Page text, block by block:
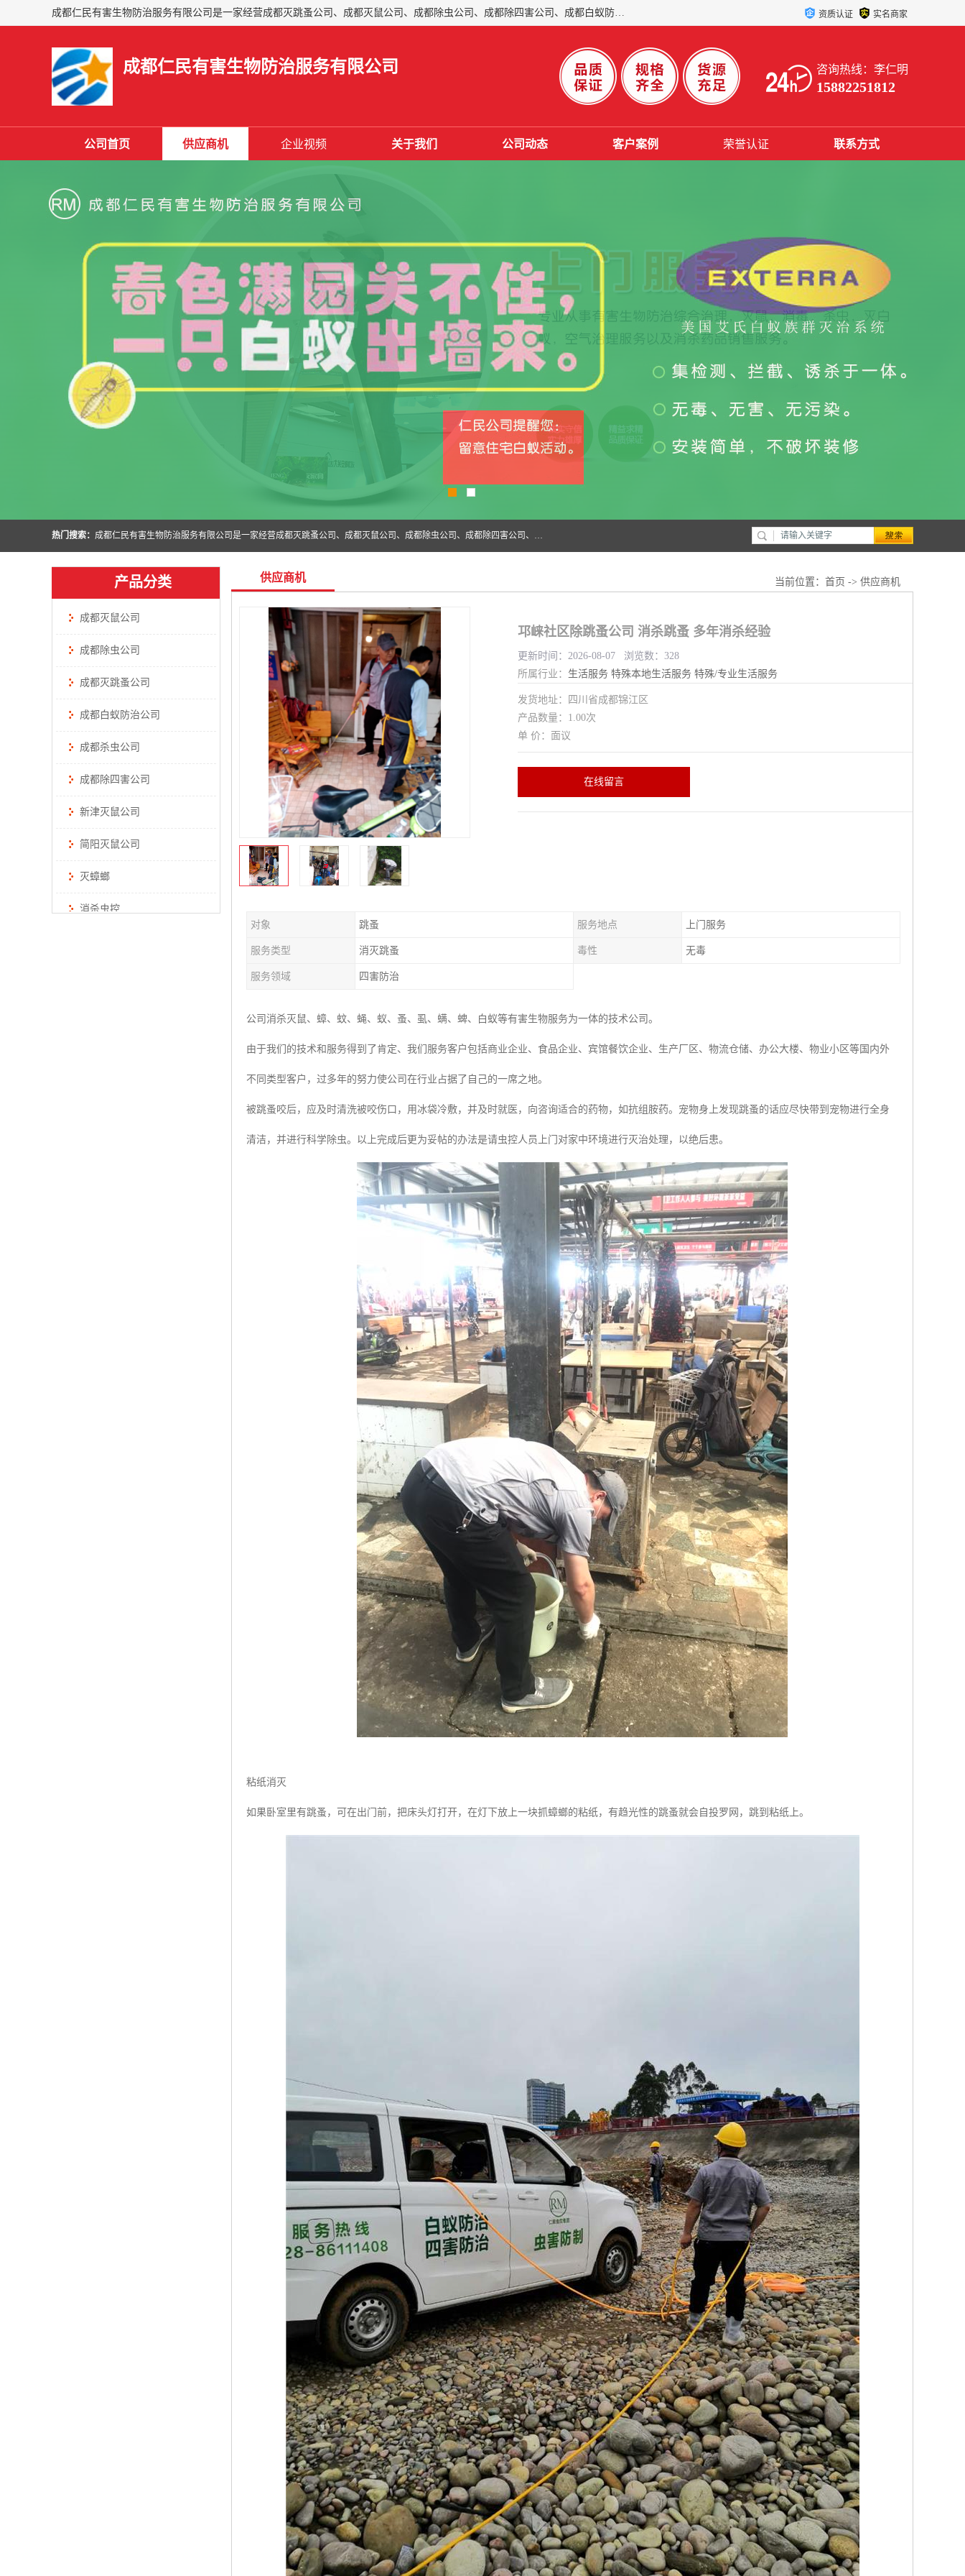
成都仁民有害生物防治服务有限公司是一家经营成都灭跳蚤公司、成都灭鼠公司、成都除虫公司、成都除四害公司、成都白蚁防治公司、成都杀虫公司等。业务覆盖：青白江、郫县、简阳、金堂、乐山、眉山、绵阳、彭州等区域。 由于我们的专业技术和服务态度得到了肯定、 目前公司已经与省内外的多个金 融企业、高端写字楼、星级酒 店、宾馆餐饮企业、学校、制造生产企业、物业小区建立了长期友好的合作关系。 资质认证 实名商家
成都仁民有害生物防治服务有限公司 咨询热线：李仁明
15882251812
公司首页 供应商机 企业视频 关于我们 公司动态 客户案例 荣誉认证 联系方式
热门搜索： 成都仁民有害生物防治服务有限公司是一家经营成都灭跳蚤公司、成都灭鼠公司、成都除虫公司、成都除四害公司、成都白蚁防治公司、成都杀虫公司等。业务覆盖：青白江、郫县、简阳、金堂、乐山、眉山、绵阳、彭州等区域。 由于我们的专业技术和服务态度得到了肯定、 目前公司已经与省内外的多个金 融企业、高端写字楼、星级酒 店、宾馆餐饮企业、学校、制造生产企业、物业小区建立了长期友好的合作关系。
产品分类
成都灭鼠公司
成都除虫公司
成都灭跳蚤公司
成都白蚁防治公司
成都杀虫公司
成都除四害公司
新津灭鼠公司
简阳灭鼠公司
灭蟑螂
消杀虫控
供应商机 当前位置： 首页 -> 供应商机
邛崃社区除跳蚤公司 消杀跳蚤 多年消杀经验
更新时间：2026-08-07 浏览数：328
所属行业： 生活服务 特殊本地生活服务 特殊/专业生活服务
发货地址：四川省成都锦江区
产品数量：1.00次
单 价：面议
在线留言
对象 跳蚤 服务地点 上门服务
服务类型 消灭跳蚤 毒性 无毒
服务领域 四害防治
公司消杀灭鼠、蟑、蚊、蝇、蚁、蚤、虱、螨、蜱、白蚁等有害生物服务为一体的技术公司。
由于我们的技术和服务得到了肯定、我们服务客户包括商业企业、食品企业、宾馆餐饮企业、生产厂区、物流仓储、办公大楼、物业小区等国内外
不同类型客户，过多年的努力使公司在行业占据了自己的一席之地。
被跳蚤咬后，应及时清洗被咬伤口，用冰袋冷敷，并及时就医，向咨询适合的药物，如抗组胺药。宠物身上发现跳蚤的话应尽快带到宠物进行全身
清洁，并进行科学除虫。以上完成后更为妥帖的办法是请虫控人员上门对家中环境进行灭治处理，以绝后患。
粘纸消灭
如果卧室里有跳蚤，可在出门前，把床头灯打开，在灯下放上一块抓蟑螂的粘纸，有趋光性的跳蚤就会自投罗网，跳到粘纸上。